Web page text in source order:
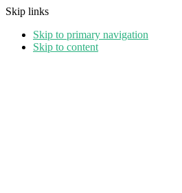
Skip links
Skip to primary navigation
Skip to content